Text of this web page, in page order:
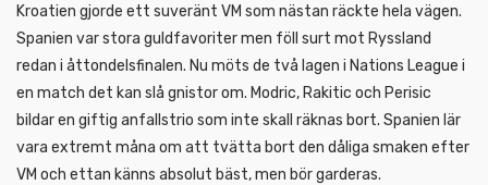
Kroatien gjorde ett suveränt VM som nästan räckte hela vägen.
Spanien var stora guldfavoriter men föll surt mot Ryssland
redan i åttondelsfinalen. Nu möts de två lagen i Nations League i
en match det kan slå gnistor om. Modric, Rakitic och Perisic
bildar en giftig anfallstrio som inte skall räknas bort. Spanien lär
vara extremt måna om att tvätta bort den dåliga smaken efter
VM och ettan känns absolut bäst, men bör garderas.